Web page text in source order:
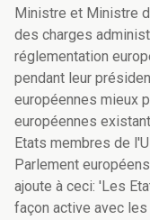
Ministre et Ministre
des charges
réglementation
pendant leur
européennes mieux
européennes
Etats membres de
Parlement
ajoute à ceci: 'Les
façon active avec